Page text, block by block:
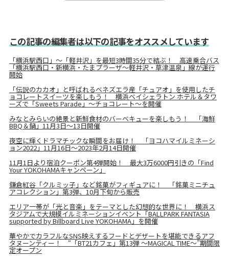
この記事の編集者は以下の記事をオススメしています
「横浜駅西口」～「軽井沢」を最短3時間35分で結ぶ！ 高速乗合バス
「横浜駅西口・新横浜・たまプラーザ～軽井沢・草津温泉」線が運行
開始
「伝説のカカオ」と呼ばれるベネズエラ産「チュアオ」を使用したチ
ョコレートスイーツを楽しもう！ 横浜ベイシェラトン ホテル＆タワ
ーズで「Sweets Parade」～チョコレート～を開催
みなとみらいの絶景と新鮮食材のバーベキューを楽しもう！ 「海鮮
BBQ＆鍋」11月3日〜13日開催
夜空に輝くドラマチックな瞬間をお届け！ 「ヨコハマイルミネーシ
ョン2022」11月16日〜2023年2月14日開催
11月1日より宿泊クーポン第4弾開始！ 最大3万6000円引きの「Find
Your YOKOHAMAキャンペーン」
鎌倉紅谷「クルミッ子」など銘菓がフィギュアに！ 「銘菓ミニチュ
アコレクション」第3弾、10月下旬から販売
エリア一帯が「光と音楽」をテーマとした幻想的な世界に！ 横浜ス
タジアムで大規模イルミネーションイベント「BALLPARK FANTASIA
supported by Billboard Live YOKOHAMA」を開催
華やかでカラフルなSNS映えするフードとデザートを堪能できるアフ
タヌーンティー！ “「BT21カフェ」第13弾 ～MAGICAL TIME～”期間限
定オープン